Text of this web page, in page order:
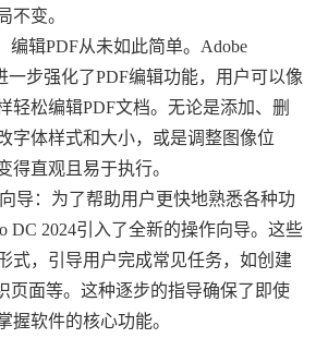
不变。
编辑PDF从未如此简单。Adobe
一步强化了PDF编辑功能，用户可以像
轻松编辑PDF文档。无论是添加、删
字体样式和大小，或是调整图像位
得直观且易于执行。
导：为了帮助用户更快地熟悉各种功
DC 2024引入了全新的操作向导。这些
式，引导用户完成常见任务，如创建
页面等。这种逐步的指导确保了即使
握软件的核心功能。